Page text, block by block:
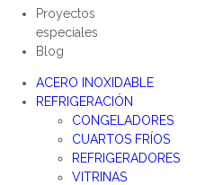
Proyectos
especiales
Blog
ACERO INOXIDABLE
REFRIGERACIÓN
CONGELADORES
CUARTOS FRÍOS
REFRIGERADORES
VITRINAS